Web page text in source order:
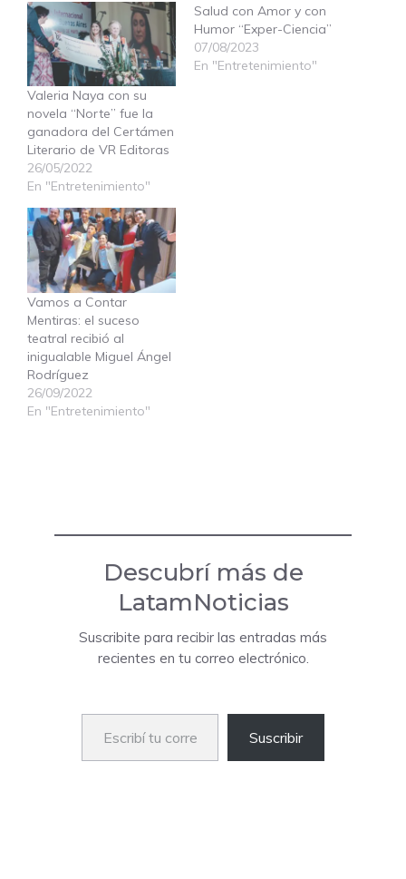
Valeria Naya con su
novela “Norte” fue la
ganadora del Certámen
Literario de VR Editoras
26/05/2022
En "Entretenimiento"
Salud con Amor y con
Humor “Exper-Ciencia”
07/08/2023
En "Entretenimiento"
Vamos a Contar
Mentiras: el suceso
teatral recibió al
inigualable Miguel Ángel
Rodríguez
26/09/2022
En "Entretenimiento"
Descubrí más de
LatamNoticias
Suscribite para recibir las entradas más
recientes en tu correo electrónico.
Escribí tu correo electrónico…
Suscribir